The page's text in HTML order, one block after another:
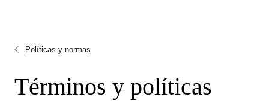
Políticas y normas
Términos y políticas